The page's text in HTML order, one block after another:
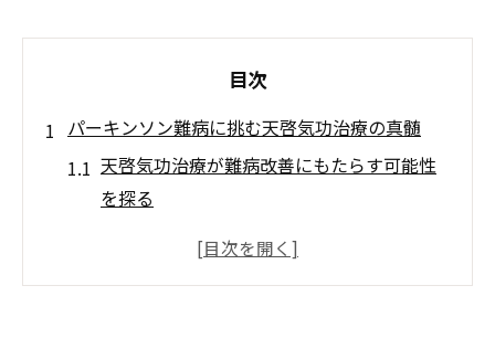
目次
パーキンソン難病に挑む天啓気功治療の真髄
天啓気功治療が難病改善にもたらす可能性
を探る
パーキンソン症状への天啓気功治療の独自